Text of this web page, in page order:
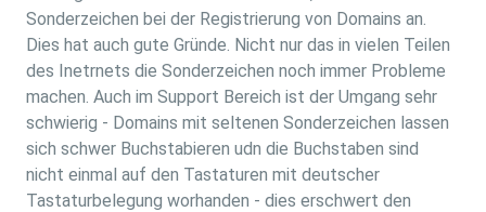
Sonderzeichen bei der Registrierung von Domains an.
Dies hat auch gute Gründe. Nicht nur das in vielen Teilen
des Inetrnets die Sonderzeichen noch immer Probleme
machen. Auch im Support Bereich ist der Umgang sehr
schwierig - Domains mit seltenen Sonderzeichen lassen
sich schwer Buchstabieren udn die Buchstaben sind
nicht einmal auf den Tastaturen mit deutscher
Tastaturbelegung worhanden - dies erschwert den